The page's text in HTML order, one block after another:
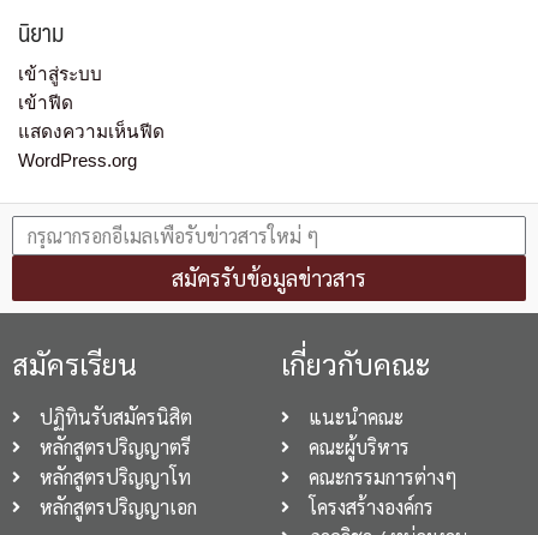
นิยาม
เข้าสู่ระบบ
เข้าฟีด
แสดงความเห็นฟีด
WordPress.org
สมัครรับข้อมูลข่าวสาร
สมัครเรียน
ปฏิทินรับสมัครนิสิต
หลักสูตรปริญญาตรี
หลักสูตรปริญญาโท
หลักสูตรปริญญาเอก
เกี่ยวกับคณะ
แนะนำคณะ
คณะผู้บริหาร
คณะกรรมการต่างๆ
โครงสร้างองค์กร